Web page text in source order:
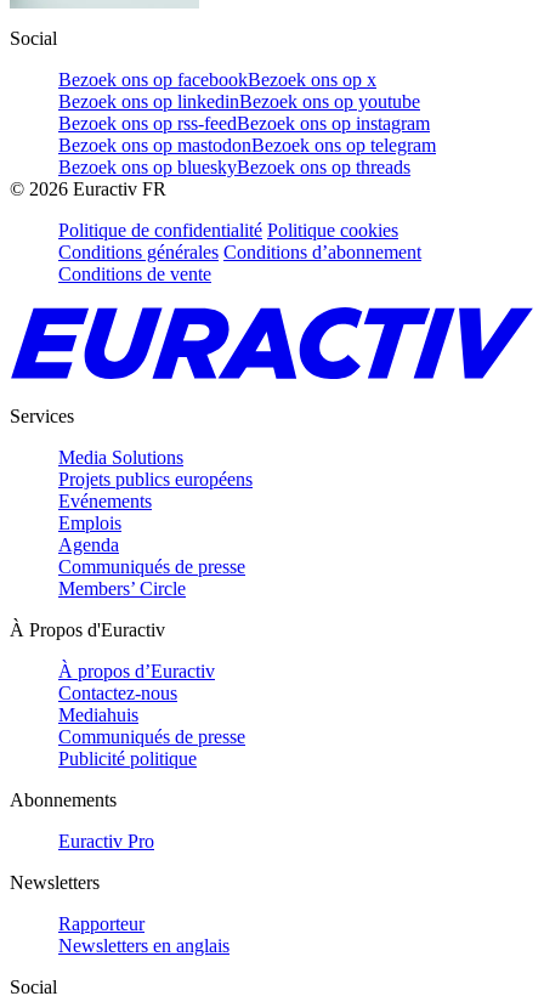
Social
Bezoek ons op facebookBezoek ons op x
Bezoek ons op linkedinBezoek ons op youtube
Bezoek ons op rss-feedBezoek ons op instagram
Bezoek ons op mastodonBezoek ons op telegram
Bezoek ons op blueskyBezoek ons op threads
© 2026 Euractiv FR
Politique de confidentialité Politique cookies
Conditions générales Conditions d’abonnement
Conditions de vente
Services
Media Solutions
Projets publics européens
Evénements
Emplois
Agenda
Communiqués de presse
Members’ Circle
À Propos d'Euractiv
À propos d’Euractiv
Contactez-nous
Mediahuis
Communiqués de presse
Publicité politique
Abonnements
Euractiv Pro
Newsletters
Rapporteur
Newsletters en anglais
Social